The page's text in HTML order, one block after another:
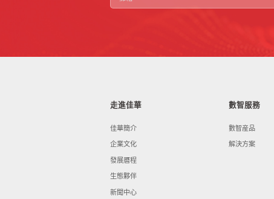
走進佳華
佳華簡介
企業文化
發展曆程
生態夥伴
新聞中心
數智服務
數智産品
解決方案